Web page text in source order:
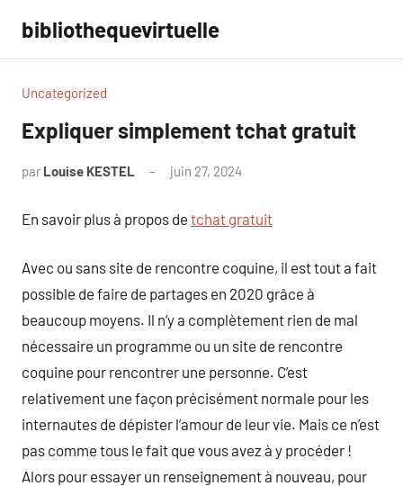
contenu
bibliothequevirtuelle
Uncategorized
Expliquer simplement tchat gratuit
par Louise KESTEL juin 27, 2024
En savoir plus à propos de tchat gratuit
Avec ou sans site de rencontre coquine, il est tout a fait
possible de faire de partages en 2020 grâce à
beaucoup moyens. Il n’y a complètement rien de mal
nécessaire un programme ou un site de rencontre
coquine pour rencontrer une personne. C’est
relativement une façon précisément normale pour les
internautes de dépister l’amour de leur vie. Mais ce n’est
pas comme tous le fait que vous avez à y procéder !
Alors pour essayer un renseignement à nouveau, pour